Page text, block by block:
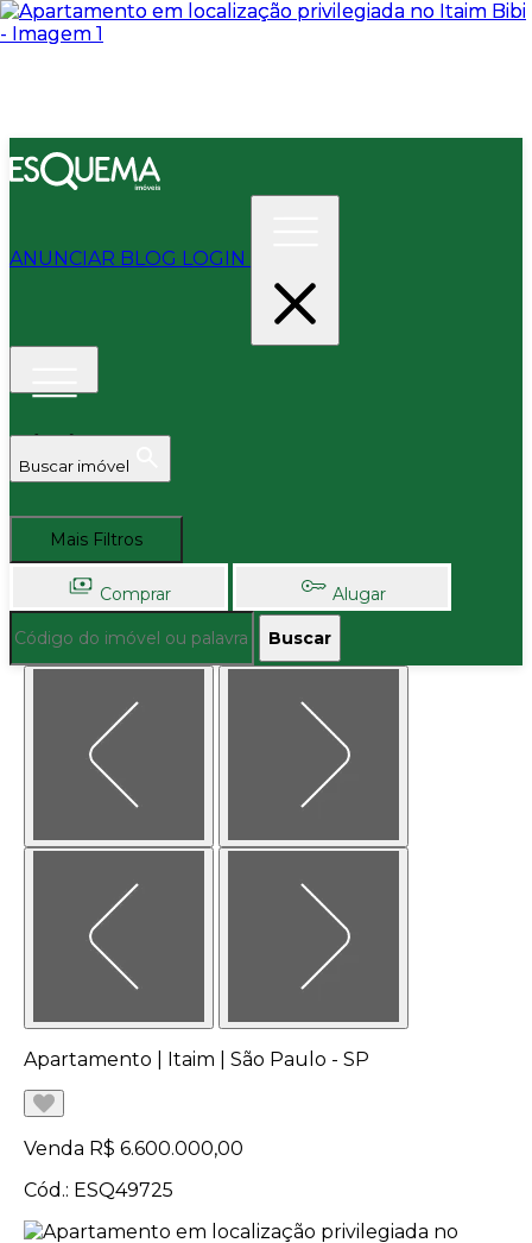
ANUNCIAR BLOG LOGIN
Buscar imóvel
Mais Filtros
Comprar Alugar
Buscar
Apartamento | Itaim | São Paulo - SP
Venda R$ 6.600.000,00
Cód.: ESQ49725